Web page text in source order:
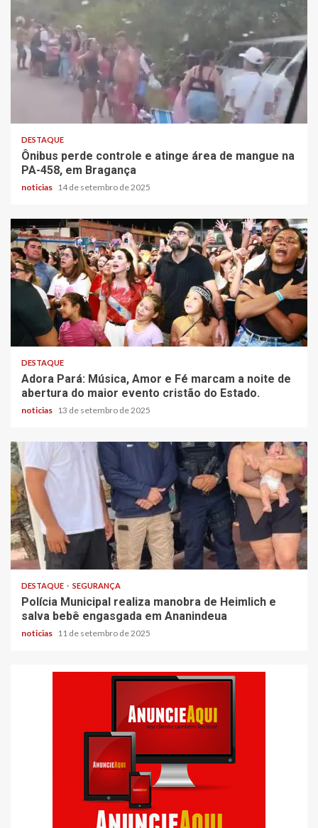
DESTAQUE
Ônibus perde controle e atinge área de mangue na
PA-458, em Bragança
noticias 14 de setembro de 2025
DESTAQUE
Adora Pará: Música, Amor e Fé marcam a noite de
abertura do maior evento cristão do Estado.
noticias 13 de setembro de 2025
DESTAQUE SEGURANÇA
Polícia Municipal realiza manobra de Heimlich e
salva bebê engasgada em Ananindeua
noticias 11 de setembro de 2025